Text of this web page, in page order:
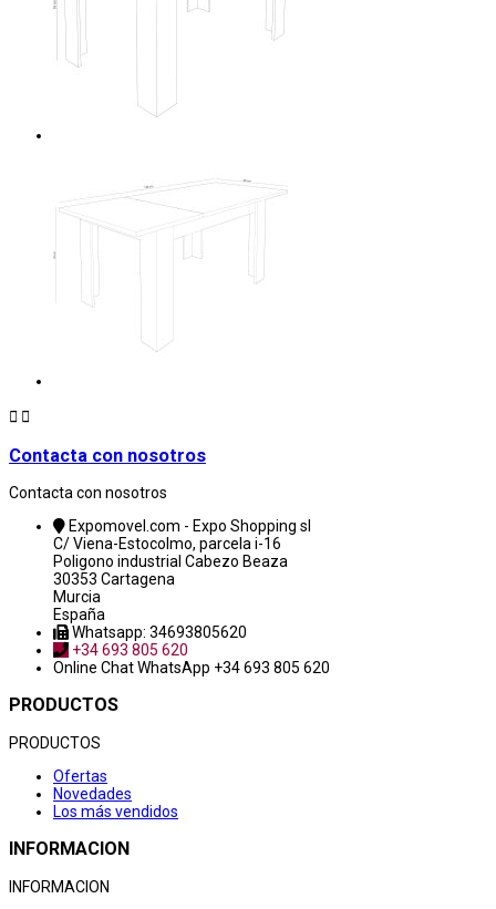
 
Contacta con nosotros
Contacta con nosotros
Expomovel.com - Expo Shopping sl
C/ Viena-Estocolmo, parcela i-16
Poligono industrial Cabezo Beaza
30353 Cartagena
Murcia
España
Whatsapp: 34693805620
+34 693 805 620
Online ChatWhatsApp +34 693 805 620
PRODUCTOS
PRODUCTOS
Ofertas
Novedades
Los más vendidos
INFORMACION
INFORMACION